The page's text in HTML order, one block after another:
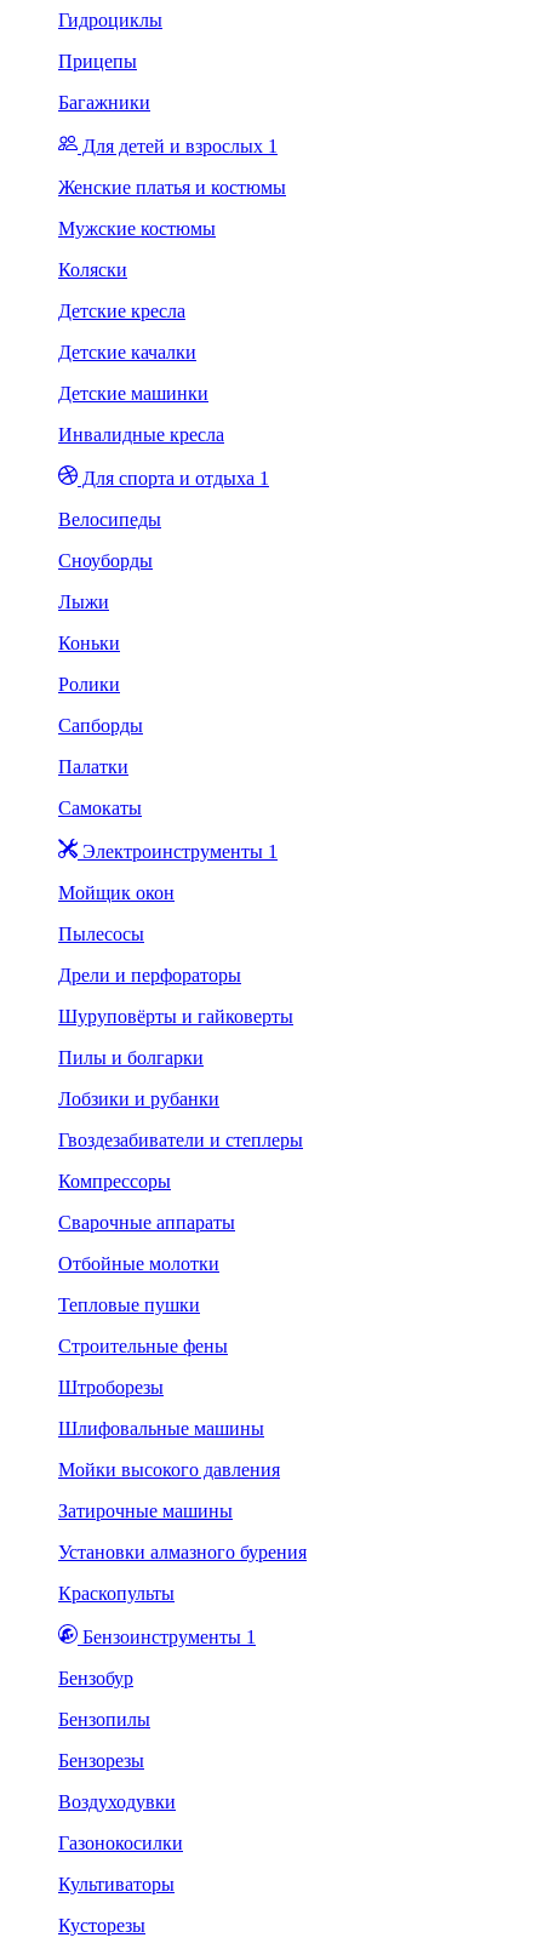
Гидроциклы
Прицепы
Багажники
Для детей и взрослых 1
Женские платья и костюмы
Мужские костюмы
Коляски
Детские кресла
Детские качалки
Детские машинки
Инвалидные кресла
Для спорта и отдыха 1
Велосипеды
Сноуборды
Лыжи
Коньки
Ролики
Сапборды
Палатки
Самокаты
Электроинструменты 1
Мойщик окон
Пылесосы
Дрели и перфораторы
Шуруповёрты и гайковерты
Пилы и болгарки
Лобзики и рубанки
Гвоздезабиватели и степлеры
Компрессоры
Сварочные аппараты
Отбойные молотки
Тепловые пушки
Строительные фены
Штроборезы
Шлифовальные машины
Мойки высокого давления
Затирочные машины
Установки алмазного бурения
Краскопульты
Бензоинструменты 1
Бензобур
Бензопилы
Бензорезы
Воздуходувки
Газонокосилки
Культиваторы
Кусторезы